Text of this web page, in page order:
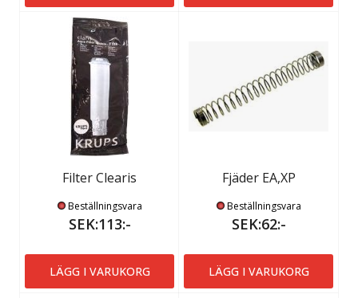
Filter Clearis
Beställningsvara
SEK:113:-
LÄGG I VARUKORG
Fjäder EA,XP
Beställningsvara
SEK:62:-
LÄGG I VARUKORG